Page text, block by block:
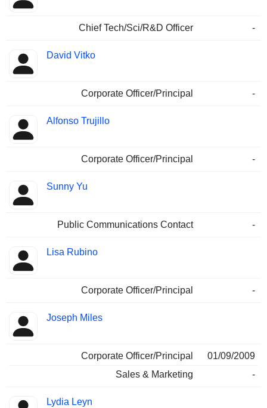
Chief Tech/Sci/R&D Officer -
David Vitko
Corporate Officer/Principal -
Alfonso Trujillo
Corporate Officer/Principal -
Sunny Yu
Public Communications Contact -
Lisa Rubino
Corporate Officer/Principal -
Joseph Miles
Corporate Officer/Principal
01/09/2009
Sales & Marketing
-
Lydia Leyn